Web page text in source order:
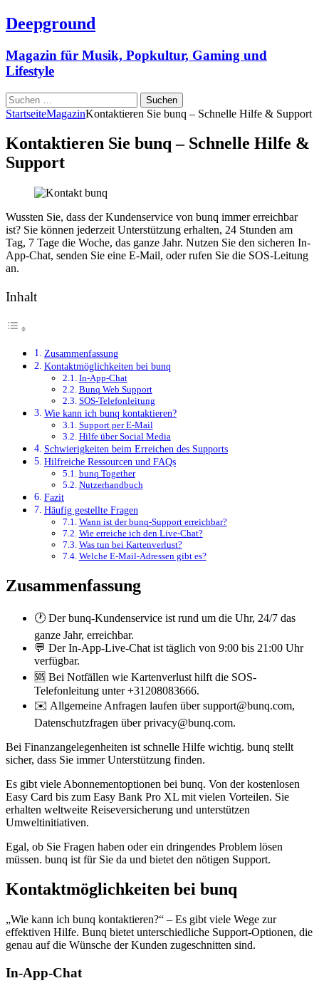
Deepground
Magazin für Musik, Popkultur, Gaming und
Lifestyle
Suchen
nach:
StartseiteMagazinKontaktieren Sie bunq – Schnelle Hilfe & Support
Kontaktieren Sie bunq – Schnelle Hilfe &
Support
Wussten Sie, dass der Kundenservice von bunq immer erreichbar
ist? Sie können jederzeit Unterstützung erhalten, 24 Stunden am
Tag, 7 Tage die Woche, das ganze Jahr. Nutzen Sie den sicheren In-
App-Chat, senden Sie eine E-Mail, oder rufen Sie die SOS-Leitung
an.
Inhalt
Zusammenfassung
Kontaktmöglichkeiten bei bunq
In-App-Chat
Bunq Web Support
SOS-Telefonleitung
Wie kann ich bunq kontaktieren?
Support per E-Mail
Hilfe über Social Media
Schwierigkeiten beim Erreichen des Supports
Hilfreiche Ressourcen und FAQs
bunq Together
Nutzerhandbuch
Fazit
Häufig gestellte Fragen
Wann ist der bunq-Support erreichbar?
Wie erreiche ich den Live-Chat?
Was tun bei Kartenverlust?
Welche E-Mail-Adressen gibt es?
Zusammenfassung
🕐 Der bunq-Kundenservice ist rund um die Uhr, 24/7 das
ganze Jahr, erreichbar.
💬 Der In-App-Live-Chat ist täglich von 9:00 bis 21:00 Uhr
verfügbar.
🆘 Bei Notfällen wie Kartenverlust hilft die SOS-
Telefonleitung unter +31208083666.
✉️ Allgemeine Anfragen laufen über support@bunq.com,
Datenschutzfragen über privacy@bunq.com.
Bei Finanzangelegenheiten ist schnelle Hilfe wichtig. bunq stellt
sicher, dass Sie immer Unterstützung finden.
Es gibt viele Abonnementoptionen bei bunq. Von der kostenlosen
Easy Card bis zum Easy Bank Pro XL mit vielen Vorteilen. Sie
erhalten weltweite Reiseversicherung und unterstützen
Umweltinitiativen.
Egal, ob Sie Fragen haben oder ein dringendes Problem lösen
müssen. bunq ist für Sie da und bietet den nötigen Support.
Kontaktmöglichkeiten bei bunq
„Wie kann ich bunq kontaktieren?“ – Es gibt viele Wege zur
effektiven Hilfe. Bunq bietet unterschiedliche Support-Optionen, die
genau auf die Wünsche der Kunden zugeschnitten sind.
In-App-Chat